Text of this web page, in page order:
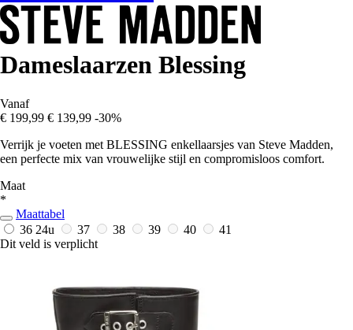
Dameslaarzen Blessing
Vanaf
€ 199,99 € 139,99 -30%
Verrijk je voeten met BLESSING enkellaarsjes van Steve Madden,
een perfecte mix van vrouwelijke stijl en compromisloos comfort.
Maat
*
Maattabel
36 24u 37 38 39 40
41
Dit veld is verplicht